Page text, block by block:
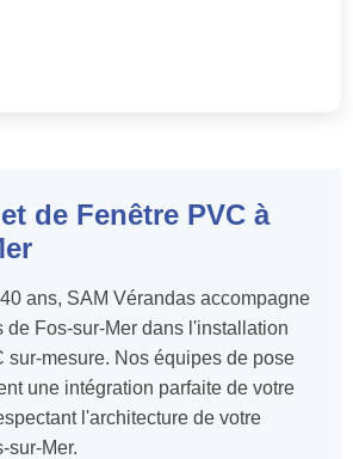
de Fenêtre PVC à
ans, SAM Vérandas accompagne
de Fos-sur-Mer dans l'installation
sur-mesure. Nos équipes de pose
une intégration parfaite de votre
l'architecture de votre
sur-Mer.